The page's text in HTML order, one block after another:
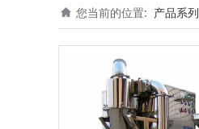
您当前的位置: 产品系列